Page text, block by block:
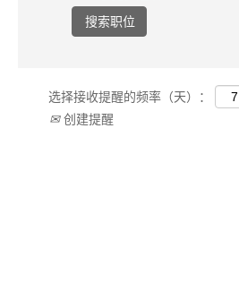
选择接收提醒的频率（天）：
创建提醒